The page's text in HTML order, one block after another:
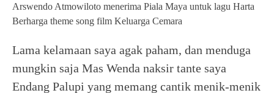
Arswendo Atmowiloto menerima Piala Maya untuk lagu Harta
Berharga theme song film Keluarga Cemara
Lama kelamaan saya agak paham, dan menduga
mungkin saja Mas Wenda naksir tante saya
Endang Palupi yang memang cantik menik-menik